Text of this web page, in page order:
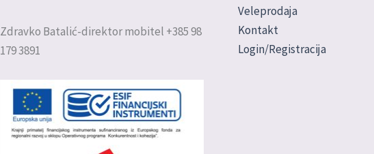
Zdravko Batalić-direktor mobitel +385 98
179 3891
Veleprodaja
Kontakt
Login/Registracija